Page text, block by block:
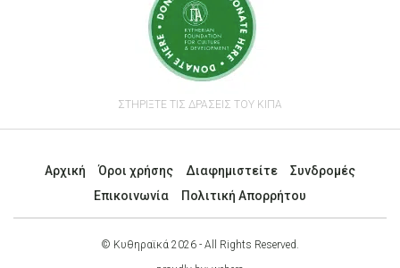
ΣΤΗΡΙΞΤΕ ΤΙΣ ΔΡΑΣΕΙΣ ΤΟΥ ΚΙΠΑ
Αρχική Όροι χρήσης Διαφημιστείτε
Συνδρομές
Επικοινωνία
Πολιτική Απορρήτου
© Κυθηραϊκά 2026 - All Rights Reserved.